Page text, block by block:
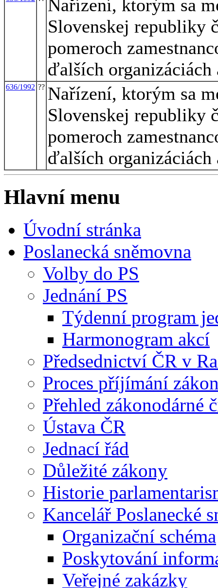
Nařízení, ktorým sa
Slovenskej republiky
pomeroch
ďalších organizáciách
636/1992 ?? Nařízení, ktorým sa
Slovenskej republiky
pomeroch
ďalších organizáciách
Hlavní menu
Úvodní stránka
Poslanecká sněmovna
Volby do PS
Jednání PS
Týdenní program
Harmonogram akcí
Předsednictví ČR v
Proces příjímání
Přehled zákonodárné
Ústava ČR
Jednací řád
Důležité zákony
Historie
Kancelář Poslanecké
Organizační schéma
Poskytování
Veřejné zakázky